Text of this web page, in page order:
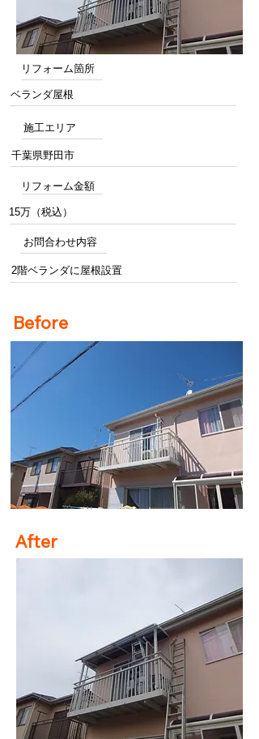
リフォーム箇所
ベランダ屋根
施工エリア
千葉県野田市
リフォーム金額
15万（税込）
お問合わせ内容
2階ベランダに屋根設置
Before
After